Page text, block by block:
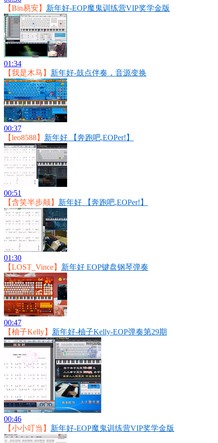
【Bin易安】 新年好-EOP魔鬼训练营VIP奖学金版
01:34
【我是木马】 新年好-鼓点伴奏，音源变换
00:37
【leo8588】 新年好 【奔跑吧,EOPer!】
00:51
【含笑半步颠】 新年好 【奔跑吧,EOPer!】
01:30
【LOST_Vince】 新年好 EOP键盘钢琴弹奏
00:47
【柚子Kelly】 新年好-柚子Kelly-EOP弹奏第29期
00:46
【小小叮当】 新年好-EOP魔鬼训练营VIP奖学金版